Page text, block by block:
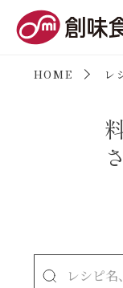
HOME レ